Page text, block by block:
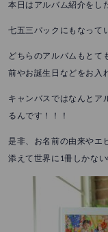
本日はアルバム紹介をし
七五三パックにもなって
どちらのアルバムもとて
前やお誕生日などをお入
キャンバスではなんとア
るんです！！！
是非、お名前の由来やエ
添えて世界に1冊しかな